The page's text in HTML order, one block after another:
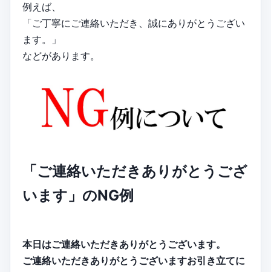
例えば、
「ご丁寧にご連絡いただき、誠にありがとうござい
ます。」
などがあります。
「ご連絡いただきありがとうござ
います」のNG例
本日はご連絡いただきありがとうございます。
ご連絡いただきありがとうございますお引き立てに